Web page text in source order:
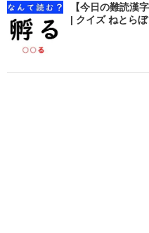
【今日の難読漢
| クイズ ねとらぼ